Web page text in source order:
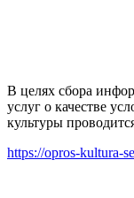
В целях сбора
услуг о качестве
культуры
https://opros-kultura-